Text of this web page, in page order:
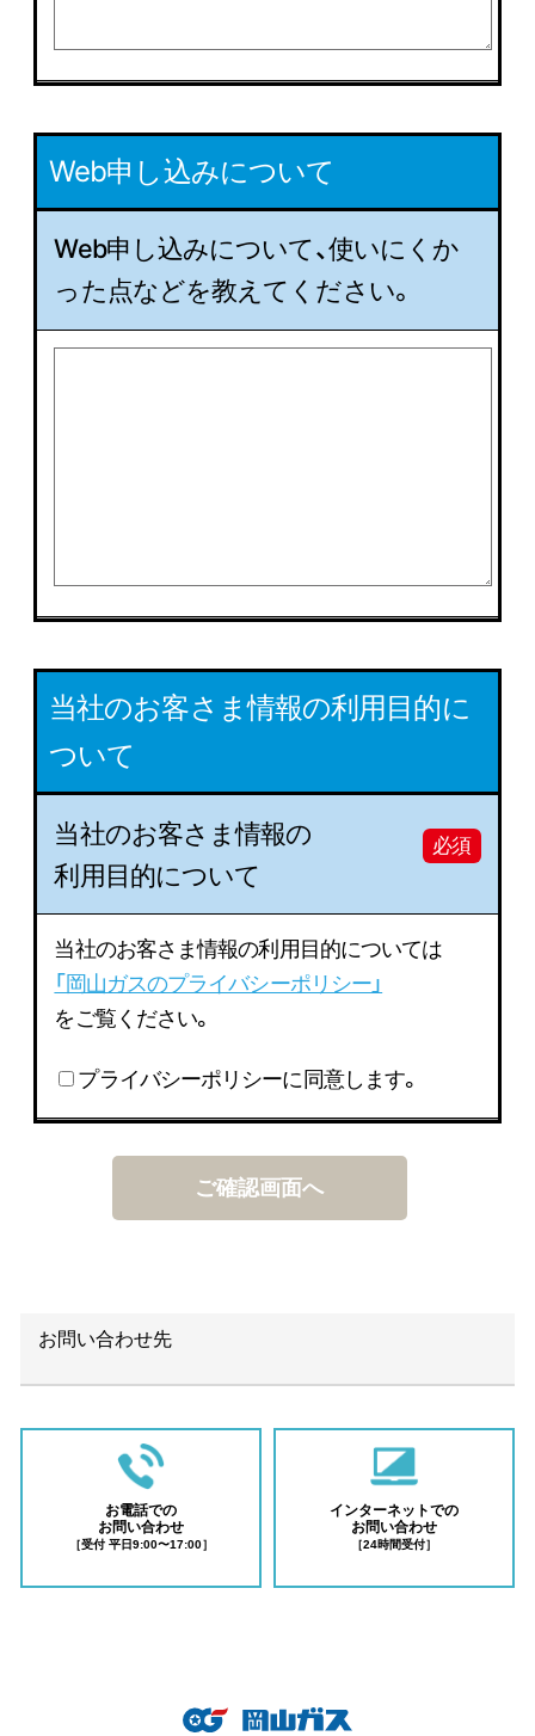
Web申し込みについて
Web申し込みについて、使いにくか
った点などを教えてください。
当社のお客さま情報の利用目的に
ついて
当社のお客さま情報の
利用目的について
必須
当社のお客さま情報の利用目的については
「岡山ガスのプライバシーポリシー」
をご覧ください。
プライバシーポリシーに同意します。
お問い合わせ先
お電話での
お問い合わせ
［受付 平日9:00〜17:00］
インターネットでの
お問い合わせ
［24時間受付］